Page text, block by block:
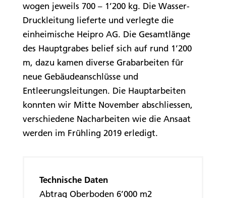
wogen jeweils 700 – 1’200 kg. Die Wasser-
Druckleitung lieferte und verlegte die
einheimische Heipro AG. Die Gesamtlänge
des Hauptgrabes belief sich auf rund 1’200
m, dazu kamen diverse Grabarbeiten für
neue Gebäudeanschlüsse und
Entleerungsleitungen. Die Hauptarbeiten
konnten wir Mitte November abschliessen,
verschiedene Nacharbeiten wie die Ansaat
werden im Frühling 2019 erledigt.
Technische Daten
Abtrag Oberboden 6’000 m2